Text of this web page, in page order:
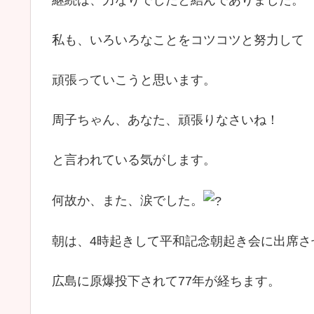
私も、いろいろなことをコツコツと努力して
頑張っていこうと思います。
周子ちゃん、あなた、頑張りなさいね！
と言われている気がします。
何故か、また、涙でした。
朝は、4時起きして平和記念朝起き会に出席さ
広島に原爆投下されて77年が経ちます。